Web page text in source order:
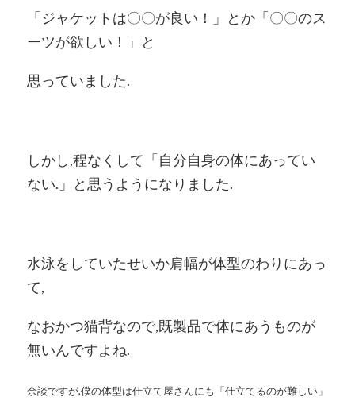
「ジャケットは〇〇が良い！」とか「〇〇のス
ーツが欲しい！」と
思っていました.
しかし,程なくして「自分自身の体にあってい
ない.」と思うようになりました.
水泳をしていたせいか肩幅が体型のわりにあっ
て,
なおかつ猫背なので,既製品で体にあうものが
無いんですよね.
余談ですが,僕の体型は仕立て屋さんにも「仕立てるのが難しい」